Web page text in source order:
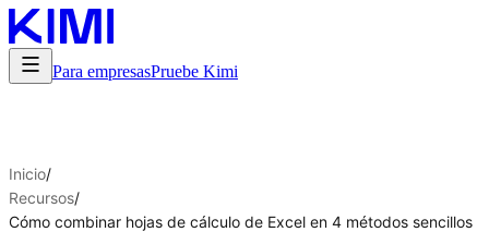
Para empresasPruebe Kimi
Inicio/
Recursos/
Cómo combinar hojas de cálculo de Excel en 4 métodos sencillos